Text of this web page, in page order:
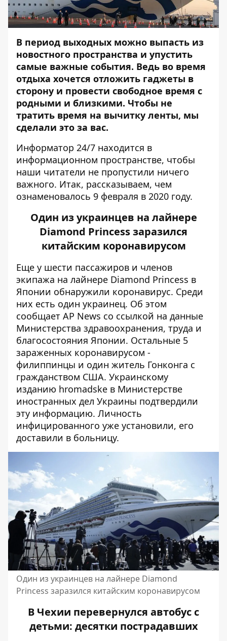
В период выходных можно выпасть из
новостного пространства и упустить
самые важные события. Ведь во время
отдыха хочется отложить гаджеты в
сторону и провести свободное время с
родными и близкими. Чтобы не
тратить время на вычитку ленты, мы
сделали это за вас.
Информатор 24/7 находится в
информационном пространстве, чтобы
наши читатели не пропустили ничего
важного. Итак, рассказываем, чем
ознаменовалось 9 февраля в 2020 году.
Один из украинцев на лайнере
Diamond Princess заразился
китайским коронавирусом
Еще у шести пассажиров и членов
экипажа на лайнере Diamond Princess в
Японии обнаружили коронавирус. Среди
них есть один украинец. Об этом
сообщает AP News со ссылкой на данные
Министерства здравоохранения, труда и
благосостояния Японии. Остальные 5
зараженных коронавирусом -
филиппинцы и один житель Гонконга с
гражданством США. Украинскому
изданию hromadske в Министерстве
иностранных дел Украины подтвердили
эту информацию. Личность
инфицированного уже установили, его
доставили в больницу.
Один из украинцев на лайнере Diamond
Princess заразился китайским коронавирусом
В Чехии перевернулся автобус с
детьми: десятки пострадавших